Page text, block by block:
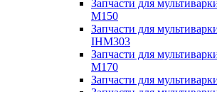
Запчасти для
M150
Запчасти для
IHM303
Запчасти для
M170
Запчасти для